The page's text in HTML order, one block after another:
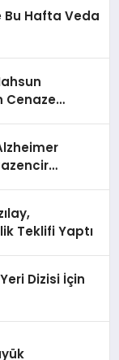
Bu Hafta Veda
Cenaze
Teklifi Yaptı
Dizisi İçin